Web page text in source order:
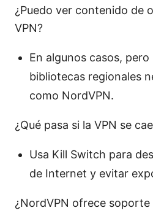
¿Puedo ver contenido de
VPN?
En algunos casos,
bibliotecas regionales
como NordVPN.
¿Qué pasa si la VPN se
Usa Kill Switch para
de Internet y evitar
¿NordVPN ofrece soporte